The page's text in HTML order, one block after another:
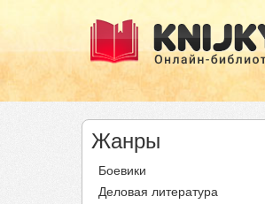
Жанры
Боевики
Деловая литература